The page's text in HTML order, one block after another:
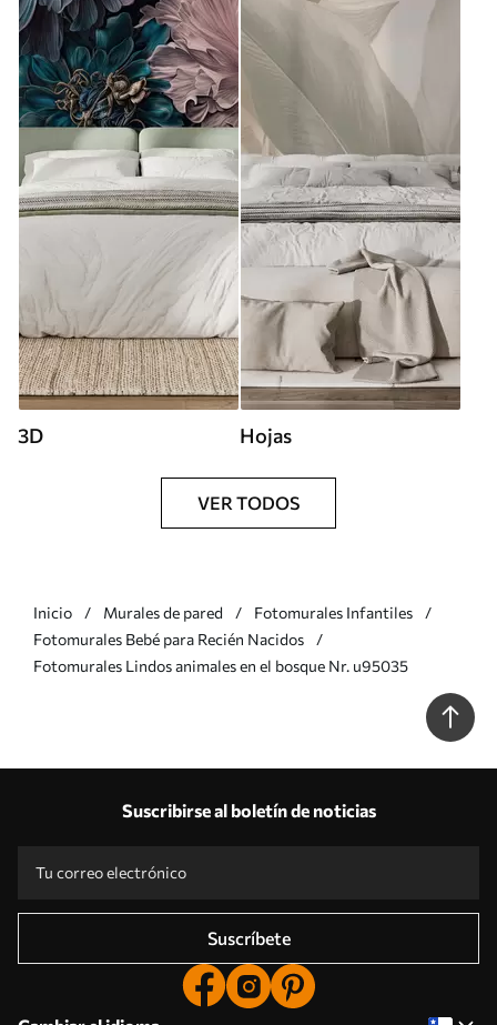
3D Hojas
VER TODOS
Inicio Murales de pared
Fotomurales Infantiles
Fotomurales Bebé para Recién Nacidos
Fotomurales Lindos animales en el bosque Nr. u95035
Suscribirse al boletín de noticias
Suscríbete